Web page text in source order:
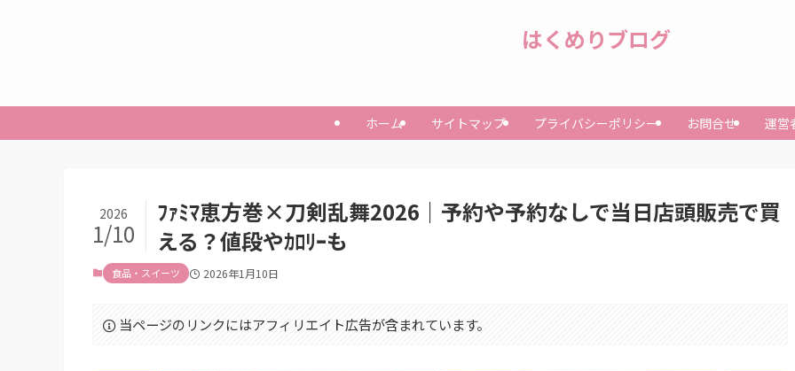
はくめりブログ
ホーム サイトマップ プライバシーポリシー お問合せ 運営
ﾌｧﾐﾏ恵方巻×刀剣乱舞2026｜予約や予約なしで当日店頭販売で買
える？値段やｶﾛﾘｰも
2026
1/10
食品・スイーツ 2026年1月10日
当ページのリンクにはアフィリエイト広告が含まれています。